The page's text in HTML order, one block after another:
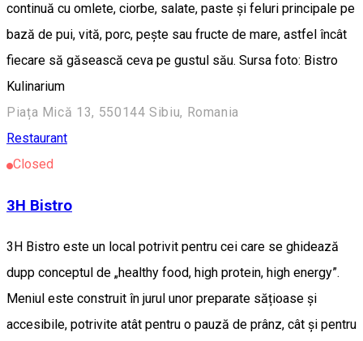
continuă cu omlete, ciorbe, salate, paste și feluri principale pe
bază de pui, vită, porc, pește sau fructe de mare, astfel încât
fiecare să găsească ceva pe gustul său. Sursa foto: Bistro
Kulinarium
Piața Mică 13, 550144 Sibiu, Romania
Restaurant
Closed
3H Bistro
3H Bistro este un local potrivit pentru cei care se ghidează
dupp conceptul de „healthy food, high protein, high energy”.
Meniul este construit în jurul unor preparate sățioase și
accesibile, potrivite atât pentru o pauză de prânz, cât și pentru